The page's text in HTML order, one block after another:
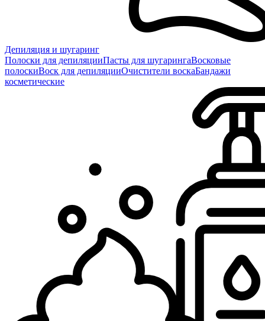
Депиляция и шугаринг
Полоски для депиляцииПасты для шугарингаВосковые
полоскиВоск для депиляцииОчистители воскаБандажи
косметические